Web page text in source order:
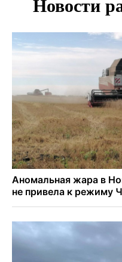
Двум бойцам СВО после
Персидский ковер «108
Востока в Новосибирск
Актриса из
в сериале «Малой»